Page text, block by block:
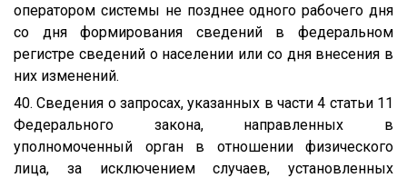
оператором системы не позднее одного рабочего дня
со дня формирования сведений в федеральном
регистре сведений о населении или со дня внесения в
них изменений.
40. Сведения о запросах, указанных в части 4 статьи 11
Федерального закона, направленных в
уполномоченный орган в отношении физического
лица, за исключением случаев, установленных